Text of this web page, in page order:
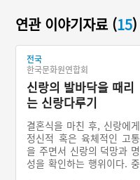
연관 이야기자료 (15)
전국
한국문화원연합회
신랑의 발바닥을 때리
는 신랑다루기
결혼식을 마친 후, 신랑에게
정신적 혹은 육체적인 고통
을 주면서 신랑의 덕망과 명
성을 확인하는 행위이다. 중